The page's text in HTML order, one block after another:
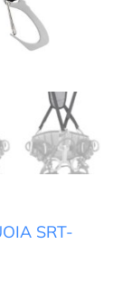
SRT-